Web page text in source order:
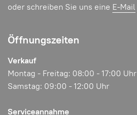
oder schreiben Sie uns eine E-Mail
Öffnungszeiten
Verkauf
Montag - Freitag: 08:00 - 17:00 Uhr
Samstag: 09:00 - 12:00 Uhr
Serviceannahme